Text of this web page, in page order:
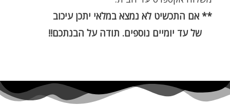
** אם התכשיט לא נמצא במלאי יתכן עיכוב
של עד יומיים נוספים. תודה על הבנתכם!!